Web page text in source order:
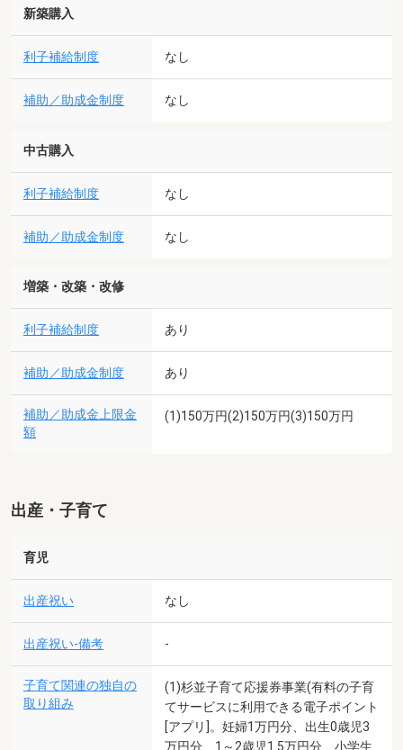
新築購入
利子補給制度 なし
補助／助成金制度 なし
中古購入
利子補給制度 なし
補助／助成金制度 なし
増築・改築・改修
利子補給制度 あり
補助／助成金制度 あり
補助／助成金上限金
額
(1)150万円(2)150万円(3)150万円
出産・子育て
育児
出産祝い なし
出産祝い-備考 -
子育て関連の独自の
取り組み
(1)杉並子育て応援券事業(有料の子育
てサービスに利用できる電子ポイント
[アプリ]。妊婦1万円分、出生0歳児3
万円分、1～2歳児1.5万円分、小学生